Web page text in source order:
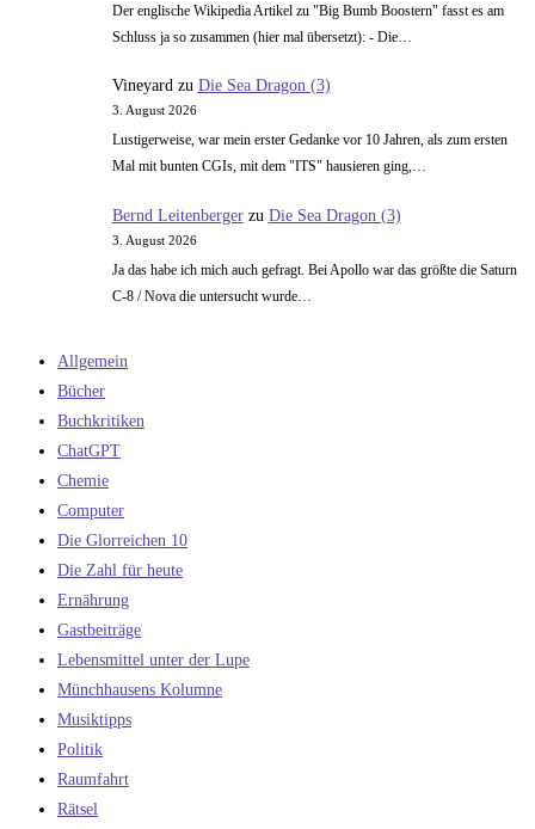
Der englische Wikipedia Artikel zu "Big Bumb Boostern" fasst es am
Schluss ja so zusammen (hier mal übersetzt): - Die…
Vineyardzu Die Sea Dragon (3)
3. August 2026
Lustigerweise, war mein erster Gedanke vor 10 Jahren, als zum ersten
Mal mit bunten CGIs, mit dem "ITS" hausieren ging,…
Bernd Leitenbergerzu Die Sea Dragon (3)
3. August 2026
Ja das habe ich mich auch gefragt. Bei Apollo war das größte die Saturn
C-8 / Nova die untersucht wurde…
Allgemein
Bücher
Buchkritiken
ChatGPT
Chemie
Computer
Die Glorreichen 10
Die Zahl für heute
Ernährung
Gastbeiträge
Lebensmittel unter der Lupe
Münchhausens Kolumne
Musiktipps
Politik
Raumfahrt
Rätsel